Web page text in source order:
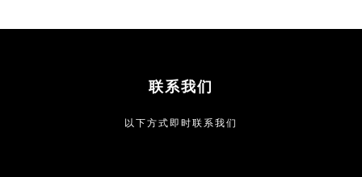
联系我们
以下方式即时联系我们